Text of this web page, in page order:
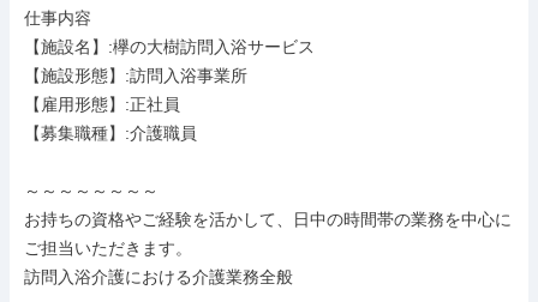
仕事内容
【施設名】:欅の大樹訪問入浴サービス
【施設形態】:訪問入浴事業所
【雇用形態】:正社員
【募集職種】:介護職員
～～～～～～～～
お持ちの資格やご経験を活かして、日中の時間帯の業務を中心に
ご担当いただきます。
訪問入浴介護における介護業務全般